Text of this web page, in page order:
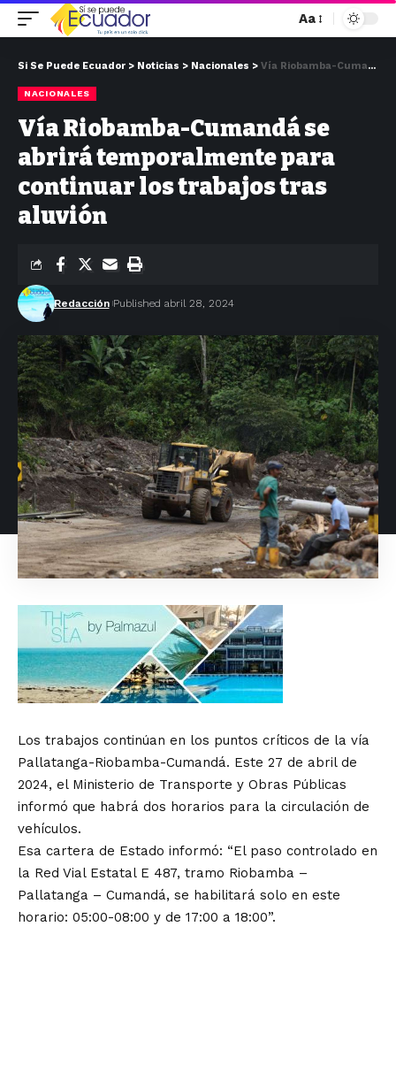
Aa
Si Se Puede Ecuador > Noticias > Nacionales > Vía Riobamba-Cumandá se abrirá temporalmente para continuar los trabajos tras aluvión
NACIONALES
Vía Riobamba-Cumandá se
abrirá temporalmente para
continuar los trabajos tras
aluvión
Redacción Published abril 28, 2024
Los trabajos continúan en los puntos críticos de la vía
Pallatanga-Riobamba-Cumandá. Este 27 de abril de
2024, el Ministerio de Transporte y Obras Públicas
informó que habrá dos horarios para la circulación de
vehículos.
Esa cartera de Estado informó: “El paso controlado en
la Red Vial Estatal E 487, tramo Riobamba –
Pallatanga – Cumandá, se habilitará solo en este
horario: 05:00-08:00 y de 17:00 a 18:00”.